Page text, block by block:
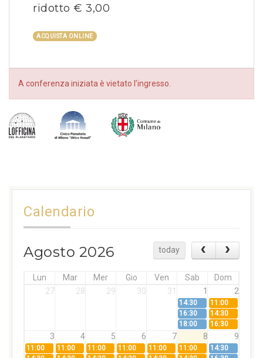
ridotto € 3,00
ACQUISTA ONLINE
A conferenza iniziata è vietato l’ingresso.
Calendario
Agosto 2026 today
Lun Mar Mer Gio Ven Sab
Dom
27
28 29 30 31 1 2
14:30
11:00
16:30
14:30
18:00
16:30
3 4 5 6 7 8 9
11:00 11:00 11:00 11:00 11:00 11:00
14:30